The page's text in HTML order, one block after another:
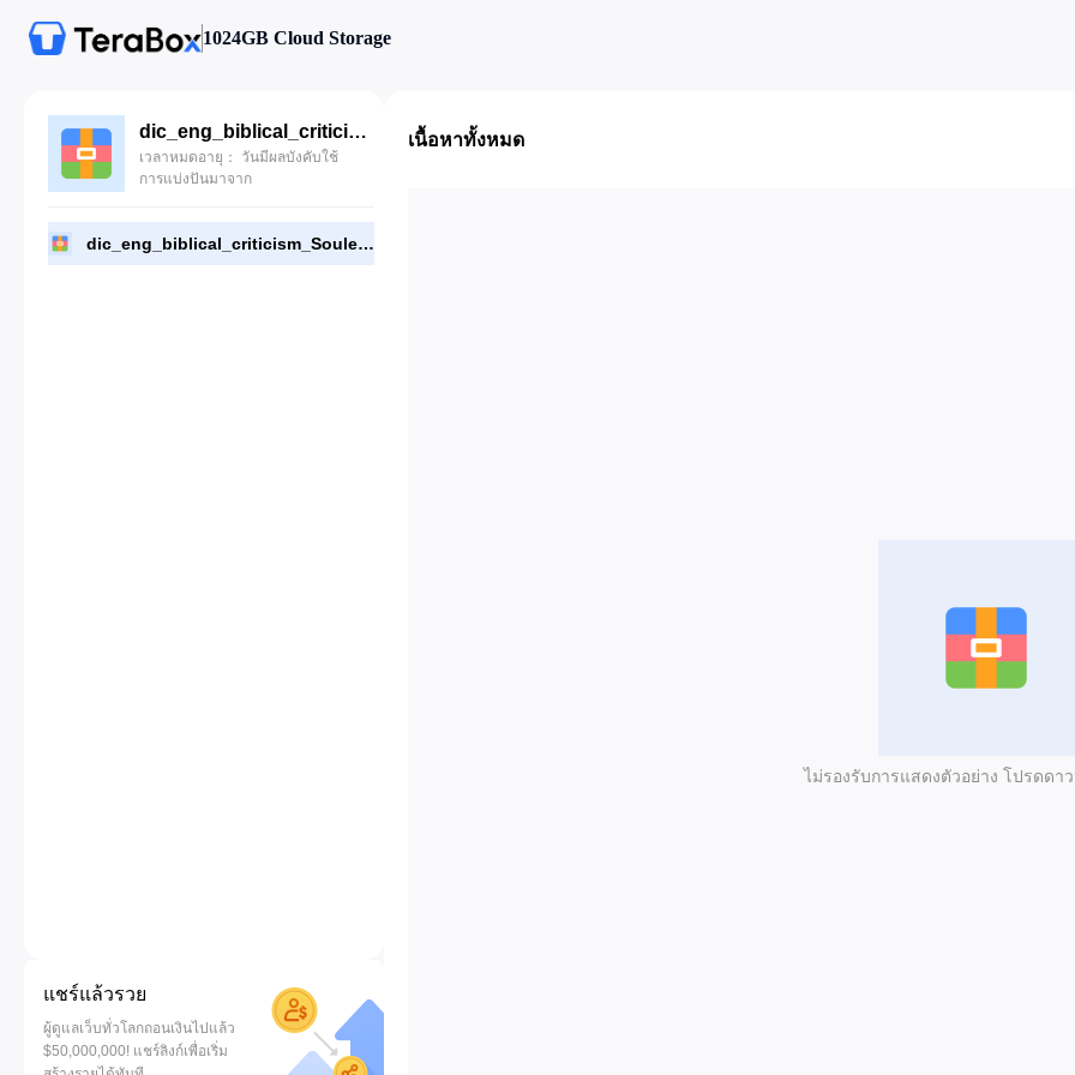
1024GB Cloud Storage
dic_eng_biblical_criticism_Soulen.zip
เวลาหมดอายุ： วันมีผลบังคับใช้
การแบ่งปันมาจาก
dic_eng_biblical_criticism_Soulen.zip
แชร์แล้วรวย
ผู้ดูแลเว็บทั่วโลกถอนเงินไปแล้ว
$50,000,000! แชร์ลิงก์เพื่อเริ่ม
เนื้อหาทั้งหมด
ไม่รองรับการแสดงตัวอย่าง โปรดดา